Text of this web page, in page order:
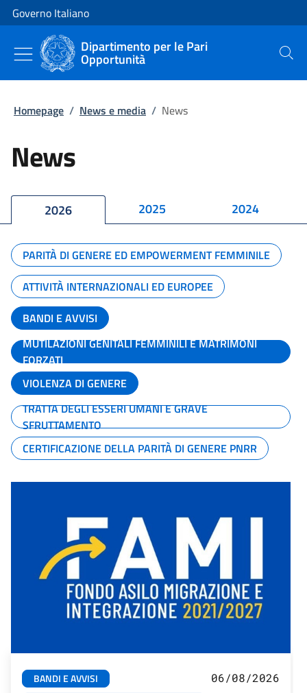
Vai al contenuto
Vai alla navigazione del sito
Governo Italiano
Dipartimento per le Pari
Opportunità Cerca
Homepage / News e media / News
News
2026 2025 2024
PARITÀ DI GENERE ED EMPOWERMENT FEMMINILE
ATTIVITÀ INTERNAZIONALI ED EUROPEE
BANDI E AVVISI
MUTILAZIONI GENITALI FEMMINILI E MATRIMONI
FORZATI
VIOLENZA DI GENERE
TRATTA DEGLI ESSERI UMANI E GRAVE
SFRUTTAMENTO
CERTIFICAZIONE DELLA PARITÀ DI GENERE PNRR
BANDI E AVVISI
06/08/2026